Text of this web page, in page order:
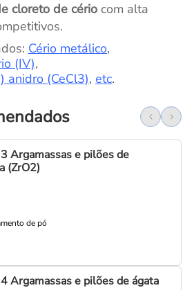
cloreto de cériocom alta
Cério metálico,
(IV),
anidro (CeCl3), etc.
Argamassas e pilões de
(ZrO2)
de pó
Argamassas e pilões de ágata